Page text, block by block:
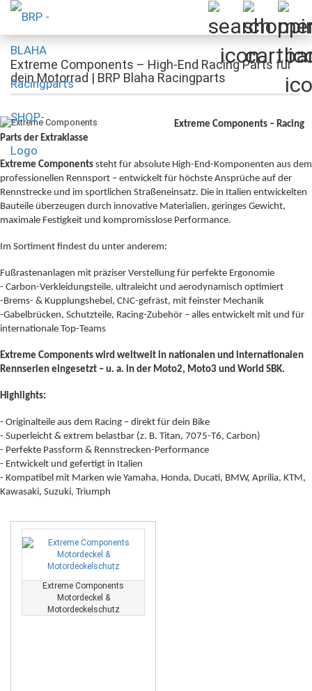
Extreme Components – High-End Racing Parts für
dein Motorrad | BRP Blaha Racingparts
Extreme Components – Racing
Parts der Extraklasse
Extreme Components steht für absolute High-End-Komponenten aus dem
professionellen Rennsport – entwickelt für höchste Ansprüche auf der
Rennstrecke und im sportlichen Straßeneinsatz. Die in Italien entwickelten
Bauteile überzeugen durch innovative Materialien, geringes Gewicht,
maximale Festigkeit und kompromisslose Performance.
Im Sortiment findest du unter anderem:
Fußrastenanlagen mit präziser Verstellung für perfekte Ergonomie
- Carbon-Verkleidungsteile, ultraleicht und aerodynamisch optimiert
-Brems- & Kupplungshebel, CNC-gefräst, mit feinster Mechanik
-Gabelbrücken, Schutzteile, Racing-Zubehör – alles entwickelt mit und für
internationale Top-Teams
Extreme Components wird weltweit in nationalen und internationalen
Rennserien eingesetzt – u. a. in der Moto2, Moto3 und World SBK.
Highlights:
- Originalteile aus dem Racing – direkt für dein Bike
- Superleicht & extrem belastbar (z. B. Titan, 7075-T6, Carbon)
- Perfekte Passform & Rennstrecken-Performance
- Entwickelt und gefertigt in Italien
- Kompatibel mit Marken wie Yamaha, Honda, Ducati, BMW, Aprilia, KTM,
Kawasaki, Suzuki, Triumph
Extreme Components
Motordeckel &
Motordeckelschutz